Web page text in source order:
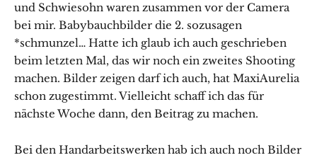
und Schwiesohn waren zusammen vor der Camera
bei mir. Babybauchbilder die 2. sozusagen
*schmunzel… Hatte ich glaub ich auch geschrieben
beim letzten Mal, das wir noch ein zweites Shooting
machen. Bilder zeigen darf ich auch, hat MaxiAurelia
schon zugestimmt. Vielleicht schaff ich das für
nächste Woche dann, den Beitrag zu machen.
Bei den Handarbeitswerken hab ich auch noch Bilder